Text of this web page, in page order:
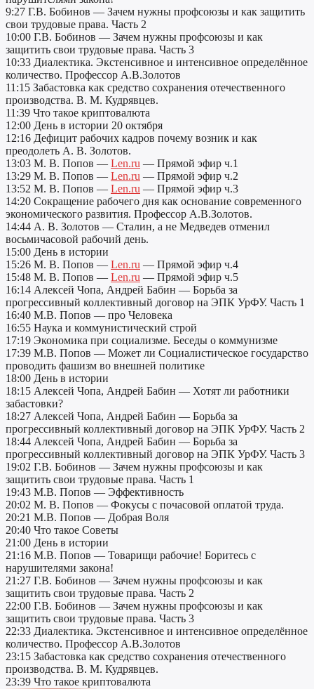
9:27 Г.В. Бобинов — Зачем нужны профсоюзы и как защитить
свои трудовые права. Часть 2
10:00 Г.В. Бобинов — Зачем нужны профсоюзы и как
защитить свои трудовые права. Часть 3
10:33 Диалектика. Экстенсивное и интенсивное определённое
количество. Профессор А.В.Золотов
11:15 Забастовка как средство сохранения отечественного
производства. В. М. Кудрявцев.
11:39 Что такое криптовалюта
12:00 День в истории 20 октября
12:16 Дефицит рабочих кадров почему возник и как
преодолеть А. В. Золотов.
13:03 М. В. Попов — Len.ru — Прямой эфир ч.1
13:29 М. В. Попов — Len.ru — Прямой эфир ч.2
13:52 М. В. Попов — Len.ru — Прямой эфир ч.3
14:20 Сокращение рабочего дня как основание современного
экономического развития. Профессор А.В.Золотов.
14:44 А. В. Золотов — Сталин, а не Медведев отменил
восьмичасовой рабочий день.
15:00 День в истории
15:26 М. В. Попов — Len.ru — Прямой эфир ч.4
15:48 М. В. Попов — Len.ru — Прямой эфир ч.5
16:14 Алексей Чопа, Андрей Бабин — Борьба за
прогрессивный коллективный договор на ЭПК УрФУ. Часть 1
16:40 М.В. Попов — про Человека
16:55 Наука и коммунистический строй
17:19 Экономика при социализме. Беседы о коммунизме
17:39 М.В. Попов — Может ли Социалистическое государство
проводить фашизм во внешней политике
18:00 День в истории
18:15 Алексей Чопа, Андрей Бабин — Хотят ли работники
забастовки?
18:27 Алексей Чопа, Андрей Бабин — Борьба за
прогрессивный коллективный договор на ЭПК УрФУ. Часть 2
18:44 Алексей Чопа, Андрей Бабин — Борьба за
прогрессивный коллективный договор на ЭПК УрФУ. Часть 3
19:02 Г.В. Бобинов — Зачем нужны профсоюзы и как
защитить свои трудовые права. Часть 1
19:43 М.В. Попов — Эффективность
20:02 М. В. Попов — Фокусы с почасовой оплатой труда.
20:21 М.В. Попов — Добрая Воля
20:40 Что такое Советы
21:00 День в истории
21:16 М.В. Попов — Товарищи рабочие! Боритесь с
нарушителями закона!
21:27 Г.В. Бобинов — Зачем нужны профсоюзы и как
защитить свои трудовые права. Часть 2
22:00 Г.В. Бобинов — Зачем нужны профсоюзы и как
защитить свои трудовые права. Часть 3
22:33 Диалектика. Экстенсивное и интенсивное определённое
количество. Профессор А.В.Золотов
23:15 Забастовка как средство сохранения отечественного
производства. В. М. Кудрявцев.
23:39 Что такое криптовалюта